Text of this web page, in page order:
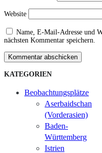
Website
Name, E-Mail-Adresse und
nächsten Kommentar speichern.
Kommentar abschicken
KATEGORIEN
Beobachtungsplätze
Aserbaidschan
(Vorderasien)
Baden-
Württemberg
Istrien